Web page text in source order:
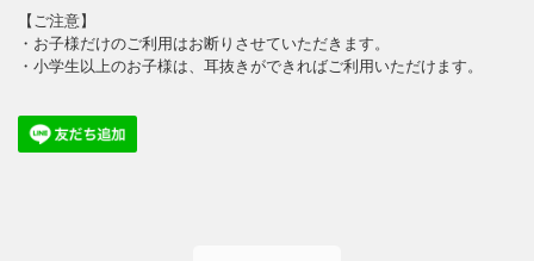
【ご注意】
・お子様だけのご利用はお断りさせていただきます。
・小学生以上のお子様は、耳抜きができればご利用いただけます。